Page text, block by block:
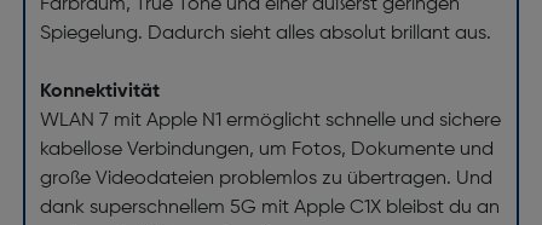
Farbraum, True Tone und einer äußerst geringen
Spiegelung. Dadurch sieht alles absolut brillant aus.
Konnektivität
WLAN 7 mit Apple N1 ermöglicht schnelle und sichere
kabellose Verbindungen, um Fotos, Dokumente und
große Videodateien problemlos zu übertragen. Und
dank superschnellem 5G mit Apple C1X bleibst du an